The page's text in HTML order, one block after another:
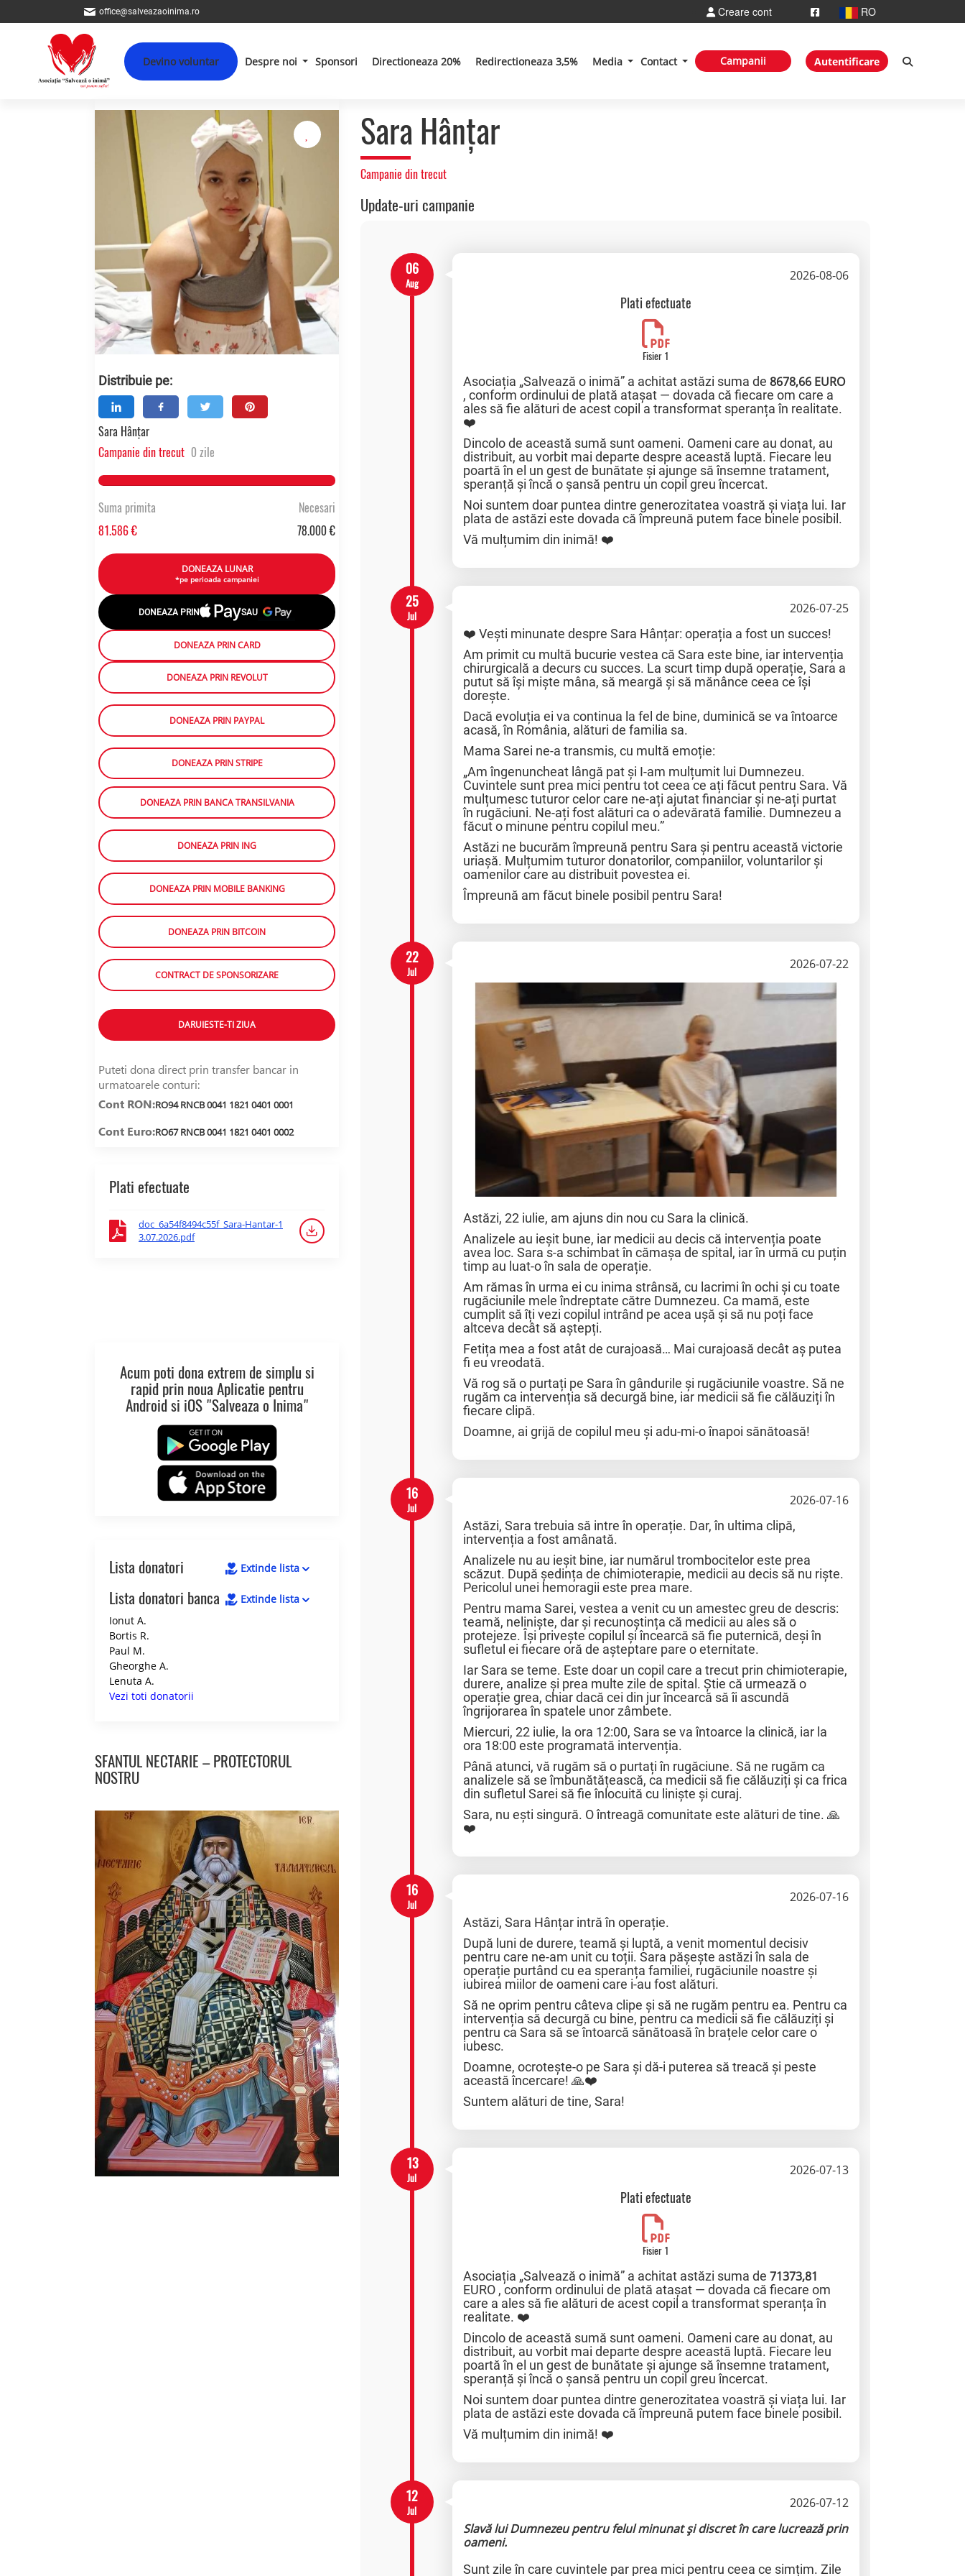
office@salveazaoinima.ro RO
Creare cont
Devino voluntar Despre noi Sponsori Directioneaza 20% Redirectioneaza 3,5% Media Contact Campanii Autentificare
Distribuie pe:
Sara Hânțar
Campanie din trecut 0 zile
104.59680769231% Complete
Suma primita
81.586 €
Necesari
78.000 €
DONEAZA LUNAR
*pe perioada campaniei
DONEAZA PRIN SAU
DONEAZA PRIN CARD
DONEAZA PRIN REVOLUT
DONEAZA PRIN PAYPAL
DONEAZA PRIN STRIPE
DONEAZA PRIN BANCA TRANSILVANIA
DONEAZA PRIN ING
DONEAZA PRIN MOBILE BANKING
DONEAZA PRIN BITCOIN
CONTRACT DE SPONSORIZARE
DARUIESTE-TI ZIUA
Puteti dona direct prin transfer bancar in
urmatoarele conturi:
Cont RON:RO94 RNCB 0041 1821 0401 0001
Cont Euro:RO67 RNCB 0041 1821 0401 0002
Plati efectuate
doc_6a54f8494c55f_Sara-Hantar-1
3.07.2026.pdf
Acum poti dona extrem de simplu si
rapid prin noua Aplicatie pentru
Android si iOS "Salveaza o Inima"
Lista donatori Extinde lista
Lista donatori banca
Extinde lista
Ionut A.
Bortis R.
Paul M.
Gheorghe A.
Lenuta A.
Vezi toti donatorii
SFANTUL NECTARIE – PROTECTORUL
NOSTRU
Sara Hânțar
Campanie din trecut
Update-uri campanie
06
Aug 2026-08-06
Plati efectuate
Fisier 1
Asociația „Salvează o inimă” a achitat astăzi suma de8678,66 EURO
, conform ordinului de plată atașat — dovada că fiecare om care a
ales să fie alături de acest copil a transformat speranța în realitate.
❤️
Dincolo de această sumă sunt oameni. Oameni care au donat, au
distribuit, au vorbit mai departe despre această luptă. Fiecare leu
poartă în el un gest de bunătate și ajunge să însemne tratament,
speranță și încă o șansă pentru un copil greu încercat.
Noi suntem doar puntea dintre generozitatea voastră și viața lui. Iar
plata de astăzi este dovada că împreună putem face binele posibil.
Vă mulțumim din inimă! ❤️
25
Jul 2026-07-25
❤️ Vești minunate despre Sara Hânțar: operația a fost un succes!
Am primit cu multă bucurie vestea că Sara este bine, iar intervenția
chirurgicală a decurs cu succes. La scurt timp după operație, Sara a
putut să își miște mâna, să meargă și să mănânce ceea ce își
dorește.
Dacă evoluția ei va continua la fel de bine, duminică se va întoarce
acasă, în România, alături de familia sa.
Mama Sarei ne-a transmis, cu multă emoție:
„Am îngenuncheat lângă pat și I-am mulțumit lui Dumnezeu.
Cuvintele sunt prea mici pentru tot ceea ce ați făcut pentru Sara. Vă
mulțumesc tuturor celor care ne-ați ajutat financiar și ne-ați purtat
în rugăciuni. Ne-ați fost alături ca o adevărată familie. Dumnezeu a
făcut o minune pentru copilul meu.”
Astăzi ne bucurăm împreună pentru Sara și pentru această victorie
uriașă. Mulțumim tuturor donatorilor, companiilor, voluntarilor și
oamenilor care au distribuit povestea ei.
Împreună am făcut binele posibil pentru Sara!
22
Jul 2026-07-22
Astăzi, 22 iulie, am ajuns din nou cu Sara la clinică.
Analizele au ieșit bune, iar medicii au decis că intervenția poate
avea loc. Sara s-a schimbat în cămașa de spital, iar în urmă cu puțin
timp au luat-o în sala de operație.
Am rămas în urma ei cu inima strânsă, cu lacrimi în ochi și cu toate
rugăciunile mele îndreptate către Dumnezeu. Ca mamă, este
cumplit să îți vezi copilul intrând pe acea ușă și să nu poți face
altceva decât să aștepți.
Fetița mea a fost atât de curajoasă… Mai curajoasă decât aș putea
fi eu vreodată.
Vă rog să o purtați pe Sara în gândurile și rugăciunile voastre. Să ne
rugăm ca intervenția să decurgă bine, iar medicii să fie călăuziți în
fiecare clipă.
Doamne, ai grijă de copilul meu și adu-mi-o înapoi sănătoasă!
16
Jul 2026-07-16
Astăzi, Sara trebuia să intre în operație. Dar, în ultima clipă,
intervenția a fost amânată.
Analizele nu au ieșit bine, iar numărul trombocitelor este prea
scăzut. După ședința de chimioterapie, medicii au decis să nu riște.
Pericolul unei hemoragii este prea mare.
Pentru mama Sarei, vestea a venit cu un amestec greu de descris:
teamă, neliniște, dar și recunoștința că medicii au ales să o
protejeze. Își privește copilul și încearcă să fie puternică, deși în
sufletul ei fiecare oră de așteptare pare o eternitate.
Iar Sara se teme. Este doar un copil care a trecut prin chimioterapie,
durere, analize și prea multe zile de spital. Știe că urmează o
operație grea, chiar dacă cei din jur încearcă să îi ascundă
îngrijorarea în spatele unor zâmbete.
Miercuri, 22 iulie, la ora 12:00, Sara se va întoarce la clinică, iar la
ora 18:00 este programată intervenția.
Până atunci, vă rugăm să o purtați în rugăciune. Să ne rugăm ca
analizele să se îmbunătățească, ca medicii să fie călăuziți și ca frica
din sufletul Sarei să fie înlocuită cu liniște și curaj.
Sara, nu ești singură. O întreagă comunitate este alături de tine. 🙏
❤️
16
Jul 2026-07-16
Astăzi, Sara Hânțar intră în operație.
După luni de durere, teamă și luptă, a venit momentul decisiv
pentru care ne-am unit cu toții. Sara pășește astăzi în sala de
operație purtând cu ea speranța familiei, rugăciunile noastre și
iubirea miilor de oameni care i-au fost alături.
Să ne oprim pentru câteva clipe și să ne rugăm pentru ea. Pentru ca
intervenția să decurgă cu bine, pentru ca medicii să fie călăuziți și
pentru ca Sara să se întoarcă sănătoasă în brațele celor care o
iubesc.
Doamne, ocrotește-o pe Sara și dă-i puterea să treacă și peste
această încercare! 🙏❤️
Suntem alături de tine, Sara!
13
Jul 2026-07-13
Plati efectuate
Fisier 1
Asociația „Salvează o inimă” a achitat astăzi suma de 71373,81
EURO , conform ordinului de plată atașat — dovada că fiecare om
care a ales să fie alături de acest copil a transformat speranța în
realitate. ❤️
Dincolo de această sumă sunt oameni. Oameni care au donat, au
distribuit, au vorbit mai departe despre această luptă. Fiecare leu
poartă în el un gest de bunătate și ajunge să însemne tratament,
speranță și încă o șansă pentru un copil greu încercat.
Noi suntem doar puntea dintre generozitatea voastră și viața lui. Iar
plata de astăzi este dovada că împreună putem face binele posibil.
Vă mulțumim din inimă! ❤️
12
Jul
2026-07-12
Slavă lui Dumnezeu pentru felul minunat și discret în care lucrează prin
oameni.
Sunt zile în care cuvintele par prea mici pentru ceea ce simțim. Zile